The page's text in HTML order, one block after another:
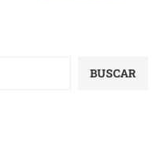
BUSCAR